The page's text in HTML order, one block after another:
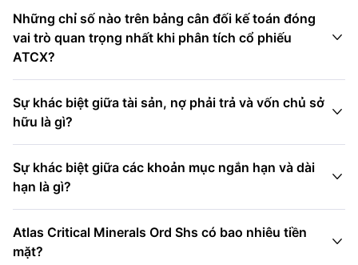
Những chỉ số nào trên bảng cân đối kế toán đóng
vai trò quan trọng nhất khi phân tích cổ phiếu
ATCX?

Sự khác biệt giữa tài sản, nợ phải trả và vốn chủ sở
hữu là gì?

Sự khác biệt giữa các khoản mục ngắn hạn và dài
hạn là gì?

Atlas Critical Minerals Ord Shs có bao nhiêu tiền
mặt?
